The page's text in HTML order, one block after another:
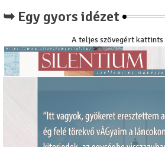
➥ Egy gyors idézet
A teljes szövegért kattints